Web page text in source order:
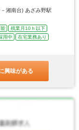
湘南台) あざみ野駅
残業月10ｈ以下
用中
在宅業務あり
興味がある